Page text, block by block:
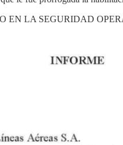
EN LA SEGURIDAD